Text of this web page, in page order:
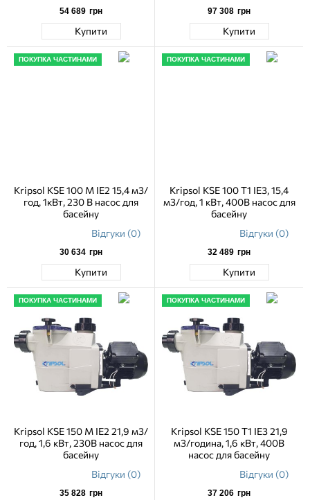
54 689 грн
Купити
97 308 грн
Купити
ПОКУПКА ЧАСТИНАМИ
Kripsol KSE 100 M IE2 15,4 м3/
год, 1кВт, 230 В насос для
басейну
Відгуки (0)
30 634 грн
Купити
ПОКУПКА ЧАСТИНАМИ
Kripsol KSE 100 T1 IE3, 15,4
м3/год, 1 кВт, 400В насос для
басейну
Відгуки (0)
32 489 грн
Купити
ПОКУПКА ЧАСТИНАМИ
Kripsol KSE 150 M IE2 21,9 м3/
год, 1,6 кВт, 230В насос для
басейну
Відгуки (0)
35 828 грн
ПОКУПКА ЧАСТИНАМИ
Kripsol KSE 150 T1 IE3 21,9
м3/година, 1,6 кВт, 400В
насос для басейну
Відгуки (0)
37 206 грн